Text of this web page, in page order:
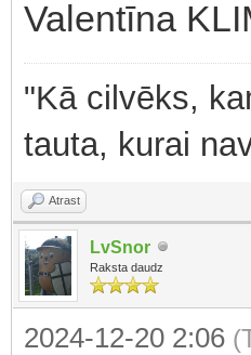
Valentīna
"Kā cilvēks,
tauta, kurai
Atrast
LvSnor
Raksta daudz
2024-12-20 2:06